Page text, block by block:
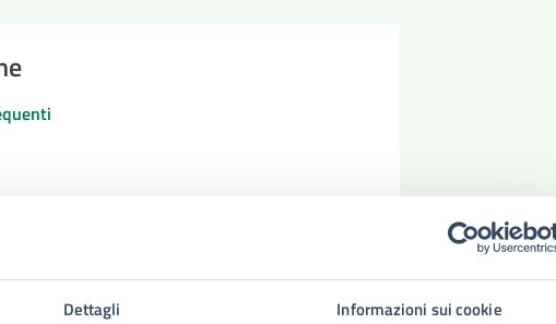
Dettagli Informazioni sui cookie